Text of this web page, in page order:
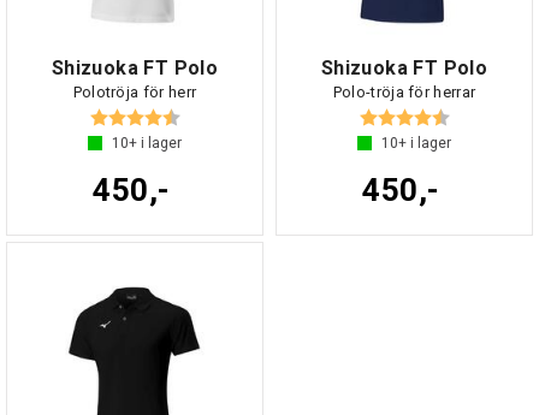
Shizuoka FT Polo
Polotröja för herr
Betyg: 4.5 utav 5 stjärnor
10+ i lager
450,-
Shizuoka FT Polo
Polo-tröja för herrar
Betyg: 4.5 utav 5
10+ i lager
450,-